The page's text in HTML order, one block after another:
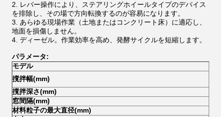
2. レバー操作により、ステアリングホイールタイプのデバイス
を排除し、その場で方向転換するのが容易になります。
3. あらゆる現場作業（土地またはコンクリート床）に適応し、
地面を損傷しません。
4. ディーゼル。作業効率を高め、発酵サイクルを短縮します。
パラメータ:
モデル
撹拌幅(mm)
撹拌深さ(mm)
窓間隔(mm)
材料粒子の最大直径(mm)